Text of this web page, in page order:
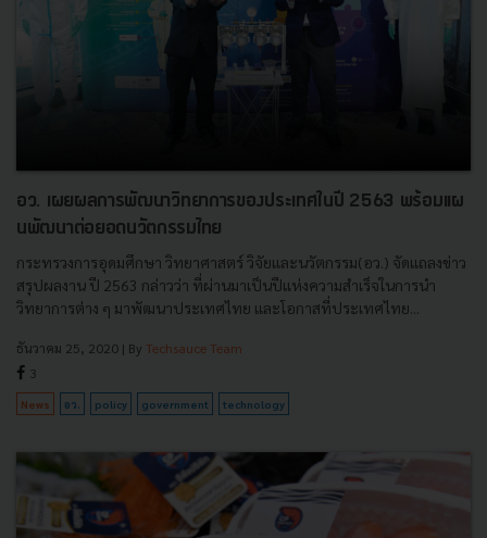
อว. เผยผลการพัฒนาวิทยาการของประเทศในปี 2563 พร้อมเเผ
นพัฒนาต่อยอดนวัตกรรมไทย
กระทรวงการอุดมศึกษา วิทยาศาสตร์ วิจัยและนวัตกรรม(อว.) จัดแถลงข่าว
สรุปผลงาน ปี 2563 กล่าวว่า ที่ผ่านมาเป็นปีแห่งความสำเร็จในการนำ
วิทยาการต่าง ๆ มาพัฒนาประเทศไทย และโอกาสที่ประเทศไทย...
ธันวาคม 25, 2020 | By Techsauce Team
3
News อว. policy government technology